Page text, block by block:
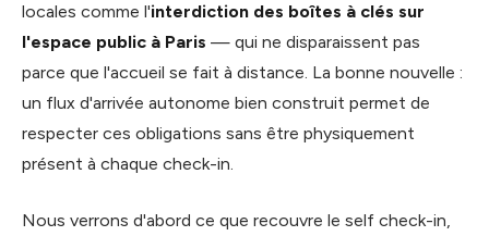
locales comme l'interdiction des boîtes à clés sur
l'espace public à Paris — qui ne disparaissent pas
parce que l'accueil se fait à distance. La bonne nouvelle :
un flux d'arrivée autonome bien construit permet de
respecter ces obligations sans être physiquement
présent à chaque check-in.
Nous verrons d'abord ce que recouvre le self check-in,